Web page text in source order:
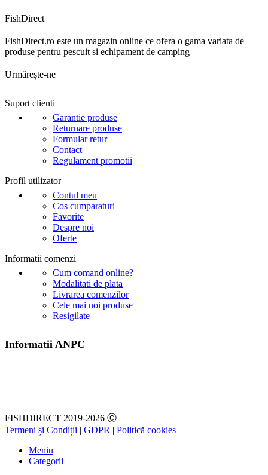
FishDirect
FishDirect.ro este un magazin online ce ofera o gama variata de
produse pentru pescuit si echipament de camping
Urmărește-ne
Suport clienti
Garantie produse
Returnare produse
Formular retur
Contact
Regulament promotii
Profil utilizator
Contul meu
Cos cumparaturi
Favorite
Despre noi
Oferte
Informatii comenzi
Cum comand online?
Modalitati de plata
Livrarea comenzilor
Cele mai noi produse
Resigilate
Informatii ANPC
FISHDIRECT 2019-2026 Ⓒ
Termeni și Condiții | GDPR | Politică cookies
Meniu
Categorii